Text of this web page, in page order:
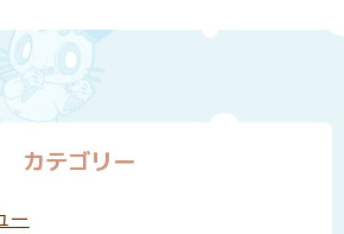
カテゴリー
ー